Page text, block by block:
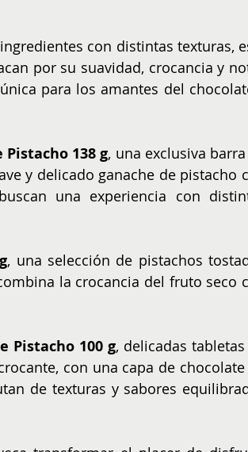
con distintas texturas,
por su suavidad, crocancia y
para los amantes del
Pistacho 138 g, una exclusiva
y delicado ganache de pistacho
una experiencia con
, una selección de pistachos
la crocancia del fruto seco
Pistacho 100 g, delicadas
con una capa de
de texturas y sabores